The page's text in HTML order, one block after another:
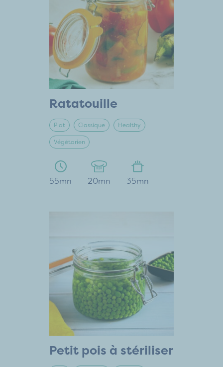
Ratatouille
Plat Classique Healthy
Végétarien
55mn 20mn 35mn
Petit pois à stériliser